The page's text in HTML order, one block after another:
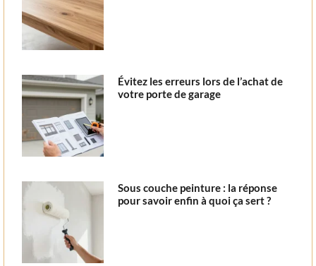
Évitez les erreurs lors de l’achat de
votre porte de garage
Sous couche peinture : la réponse
pour savoir enfin à quoi ça sert ?